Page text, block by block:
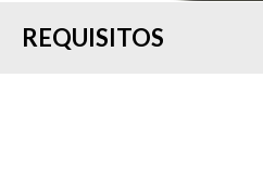
REQUISITOS